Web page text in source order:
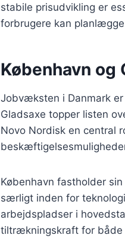
stabile prisudvikling er
forbrugere kan
København
Jobvæksten i Danmark
Gladsaxe topper listen
Novo Nordisk en central
København fastholder
særligt inden for
arbejdspladser i
tiltrækningskraft for både